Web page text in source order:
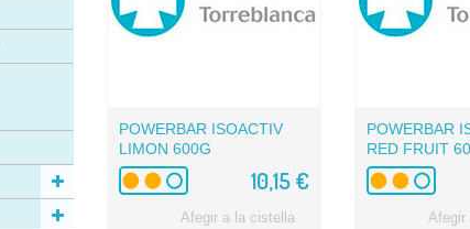
POWERBAR ISOACTIV
LIMON 600G
10,15 €
Afegir a la cistella
POWERBAR
RED FRUIT
Afegir